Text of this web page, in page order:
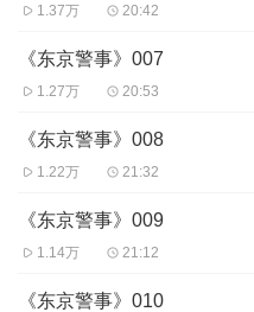
1.37万 20:42
《东京警事》007
1.27万 20:53
《东京警事》008
1.22万 21:32
《东京警事》009
1.14万 21:12
《东京警事》010